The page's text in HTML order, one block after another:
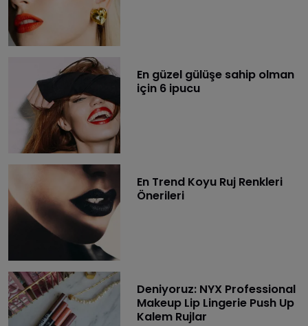
En güzel gülüşe sahip olman
için 6 ipucu
En Trend Koyu Ruj Renkleri
Önerileri
Deniyoruz: NYX Professional
Makeup Lip Lingerie Push Up
Kalem Rujlar